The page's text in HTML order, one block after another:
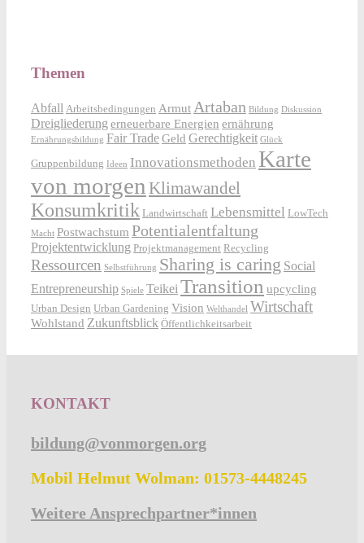
Themen
Abfall Arbeitsbedingungen Armut Artaban Bildung Diskussion
Dreigliederung erneuerbare Energien ernährung
Ernährungsbildung Fair TradeGeld Gerechtigkeit Glück
Gruppenbildung Ideen Innovationsmethoden Karte
von morgen Klimawandel
Konsumkritik Landwirtschaft Lebensmittel LowTech
Macht Postwachstum Potentialentfaltung
Projektentwicklung Projektmanagement Recycling
Ressourcen Selbstführung Sharing is caring Social
Entrepreneurship Spiele Teikei Transition upcycling
Urban Design Urban Gardening Vision Welthandel Wirtschaft
Wohlstand Zukunftsblick Öffentlichkeitsarbeit
KONTAKT
bildung@vonmorgen.org
Mobil Helmut Wolman: 01573-4448245
Weitere Ansprechpartner*innen